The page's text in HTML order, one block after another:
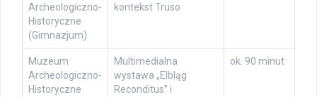
Archeologiczno-
Historyczne
(Gimnazjum)
kontekst Truso
Muzeum
Archeologiczno-
Historyczne
Multimedialna
wystawa „Elbląg
Reconditus” i
ok. 90 minut